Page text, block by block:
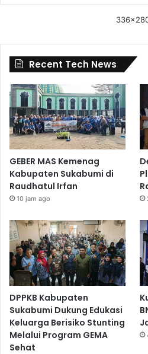
Recent Tech News
GEBER MAS Kemenag
Kabupaten Sukabumi di
Raudhatul Irfan
10 jam ago
DPPKB Kabupaten
Sukabumi Dukung Edukasi
Keluarga Berisiko Stunting
Melalui Program GEMA
Sehat